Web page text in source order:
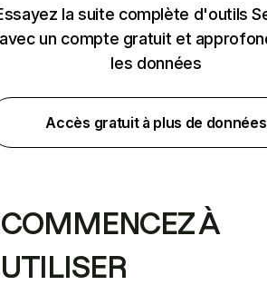
la suite complète d'outils
avec un compte gratuit et
les données
Accès gratuit à plus de données
COMMENCEZ À
UTILISER